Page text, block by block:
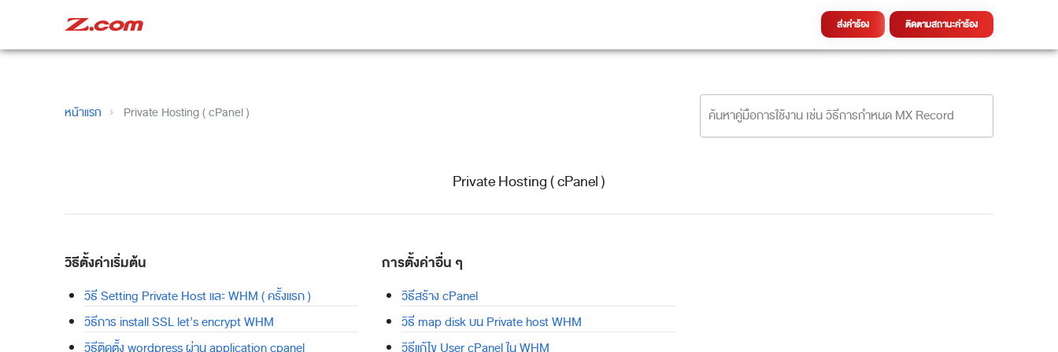
ส่งคำร้อง ติดตามสถานะคำร้อง
หน้าแรก Private Hosting ( cPanel )
Private Hosting ( cPanel )
วิธีตั้งค่าเริ่มต้น
วิธี Setting Private Host และ WHM ( ครั้งแรก )
วิธีการ install SSL let’s encrypt WHM
วิธีติดตั้ง wordpress ผ่าน application cpanel
การตั้งค่าอื่น ๆ
วิธีสร้าง cPanel
วิธี map disk บน Private host WHM
วิธีแก้ไข User cPanel ใน WHM